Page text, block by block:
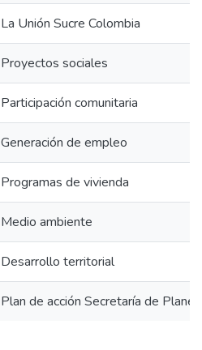
La Unión Sucre Colombia
Proyectos sociales
Participación comunitaria
Generación de empleo
Programas de vivienda
Medio ambiente
Desarrollo territorial
Plan de acción Secretaría de